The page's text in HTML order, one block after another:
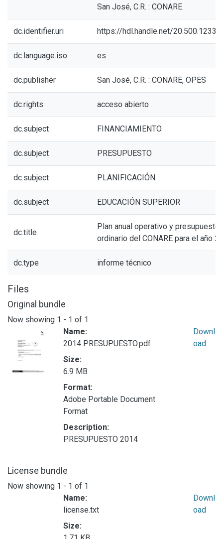
San José, C.R. : CONARE.
dc.identifier.uri https://hdl.handle.net/
dc.language.iso es
dc.publisher San José, C.R. : CONARE, OPES
dc.rights acceso abierto
dc.subject FINANCIAMIENTO
dc.subject PRESUPUESTO
dc.subject PLANIFICACIÓN
dc.subject EDUCACIÓN SUPERIOR
dc.title
Plan anual operativo y presupuesto
ordinario del CONARE para el año
dc.type informe técnico
Files
Original bundle
Now showing 1 - 1 of 1
Name:
2014 PRESUPUESTO.pdf
Size:
6.9 MB
Format:
Adobe Portable Document
Format
Description:
PRESUPUESTO 2014
Downl
oad
License bundle
Now showing 1 - 1 of 1
Name:
license.txt
Size:
Downl
oad